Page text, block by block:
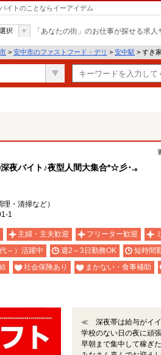
イトのことならイーアイデム
択 「あなたの街」のお仕事が探せる求人
> 安中市のファストフード・デリ > 安中駅 > すき
夜バイト♪夜型人間大集合*☆彡･.｡
・清掃など）
1
主婦・主夫歓迎 フリーター歓迎
～）活躍中 週2～3日勤務OK 短時間
社会保険あり まかない・食事補助
≪ 深夜帯は給与がイ
学校のない日の夜に頑
早朝まで集中して稼ぎ